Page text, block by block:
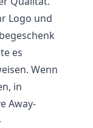
Logo und
es
Wenn
in
Away-